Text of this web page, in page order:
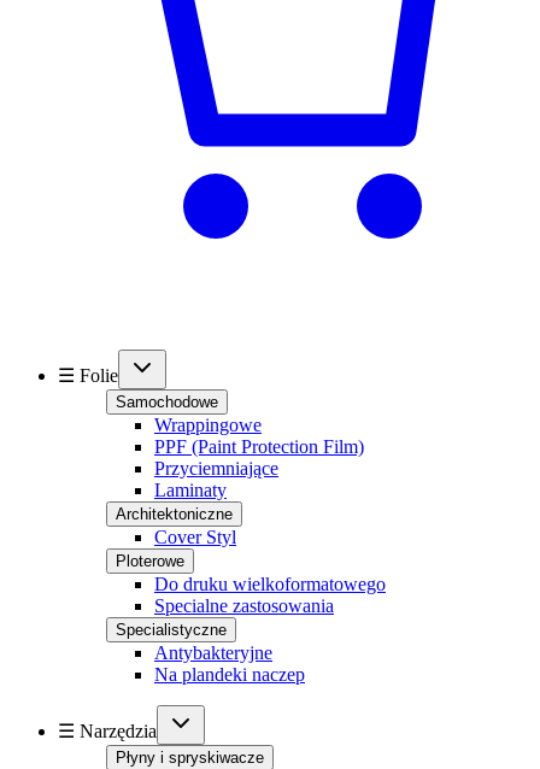
☰ Folie
Samochodowe
Wrappingowe
PPF (Paint Protection Film)
Przyciemniające
Laminaty
Architektoniczne
Cover Styl
Ploterowe
Do druku wielkoformatowego
Specialne zastosowania
Specialistyczne
Antybakteryjne
Na plandeki naczep
☰ Narzędzia
Płyny i spryskiwacze